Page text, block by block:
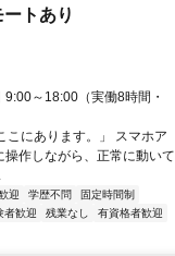
トあり
～18:00（実働8時間・
こにあります。」 スマホア
作しながら、正常に動いて
迎 学歴不問
固定時間制
者歓迎 残業なし
有資格者歓迎